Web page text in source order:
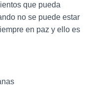
que pueda
no se puede estar
en paz y ello es